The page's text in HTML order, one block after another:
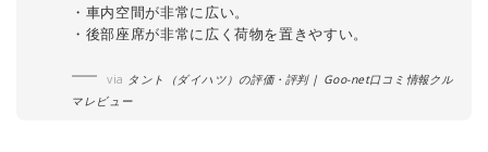
・車内空間が非常に広い。
・後部座席が非常に広く荷物を置きやすい。
via タント（ダイハツ）の評価・評判 | Goo-net口コミ情報クル
マレビュー